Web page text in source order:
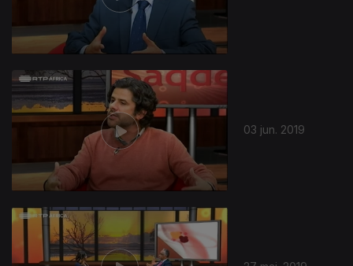
03 jun. 2019